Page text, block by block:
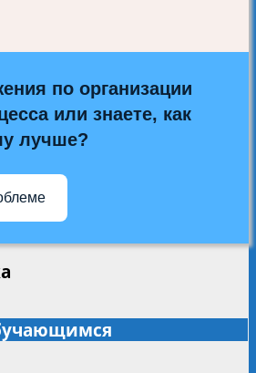
по организации
или знаете, как
лучше?